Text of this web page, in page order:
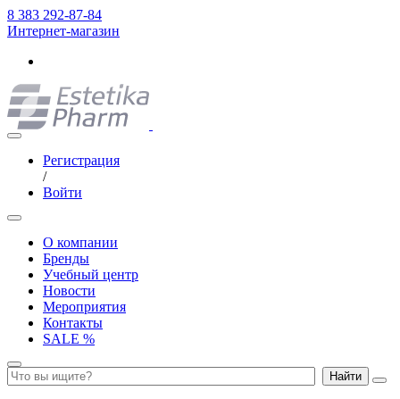
8 383 292-87-84
Интернет-магазин
Регистрация
/
Войти
О компании
Бренды
Учебный центр
Новости
Мероприятия
Контакты
SALE %
Найти